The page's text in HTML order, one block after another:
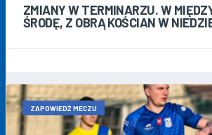
ZMIANY W TERMINARZU. W
ŚRODĘ, Z OBRĄ KOŚCIAN W
ZAPOWIEDŹ MECZU